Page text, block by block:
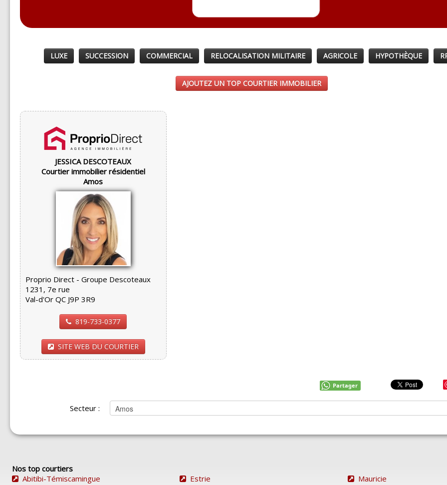
LUXE SUCCESSION COMMERCIAL RELOCALISATION MILITAIRE AGRICOLE HYPOTHÈQUE
AJOUTEZ UN TOP COURTIER IMMOBILIER
JESSICA DESCOTEAUX
Courtier immobilier résidentiel
Amos
Proprio Direct - Groupe Descoteaux
1231, 7e rue
Val-d'Or QC J9P 3R9
819-733-0377
SITE WEB DU COURTIER
Partager
Secteur :
Nos top courtiers
Abitibi-Témiscamingue
Estrie
Mauricie